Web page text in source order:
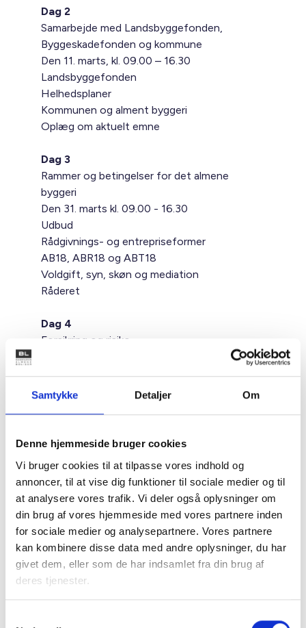
Samtykke Detaljer Om
Denne hjemmeside bruger cookies
Vi bruger cookies til at tilpasse vores indhold og
annoncer, til at vise dig funktioner til sociale medier og til
at analysere vores trafik. Vi deler også oplysninger om
din brug af vores hjemmeside med vores partnere inden
for sociale medier og analysepartnere. Vores partnere
kan kombinere disse data med andre oplysninger, du har
givet dem, eller som de har indsamlet fra din brug af
deres tjenester.
Dag 2
Samarbejde med Landsbyggefonden,
Byggeskadefonden og kommune
Den 11. marts, kl. 09.00 – 16.30
Landsbyggefonden
Helhedsplaner
Kommunen og alment byggeri
Oplæg om aktuelt emne
Dag 3
Rammer og betingelser for det almene
byggeri
Den 31. marts kl. 09.00 - 16.30
Udbud
Rådgivnings- og entrepriseformer
AB18, ABR18 og ABT18
Voldgift, syn, skøn og mediation
Råderet
Dag 4
Forsikring og risiko
Forsikringer
Byggeskadefonden
Robusthed, overskud og bygbarhed
Dag 5
Kommunikation, genhusning og inddragelse
Den 27. maj, kl. 09.00 - 16.30
Procesplanlægning og kommunikation med
beboerne
Formidling og dialog om planer
Inddragelse af målgruppen
Råderet
Genhusning og varslinger